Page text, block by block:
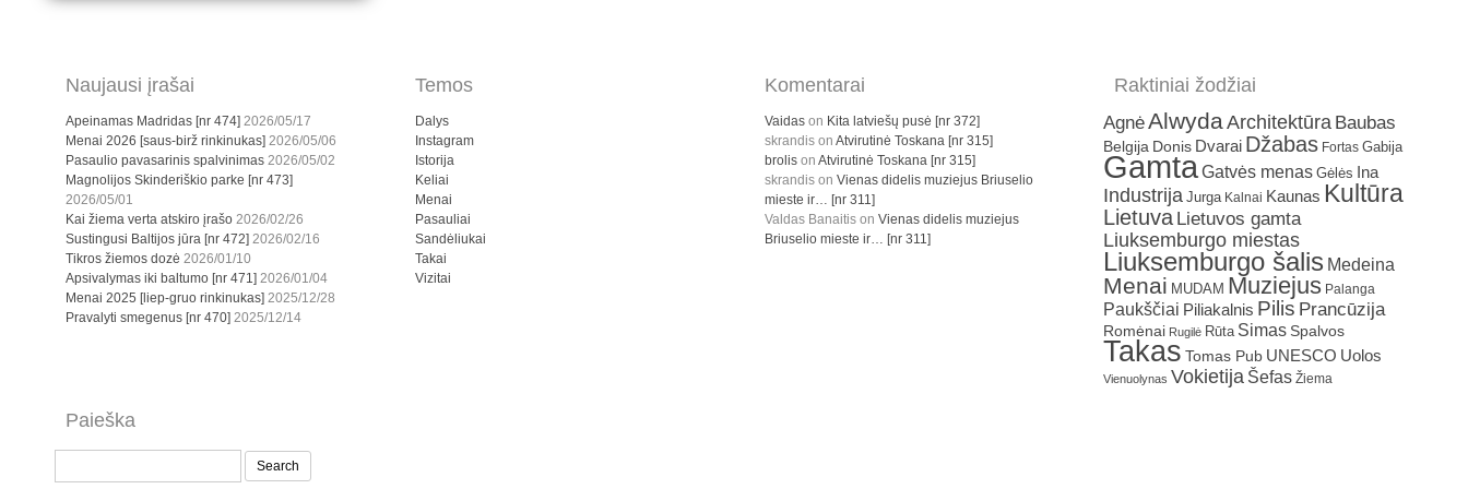
Naujausi įrašai
Apeinamas Madridas [nr 474] 2026/05/17
Menai 2026 [saus-birž rinkinukas] 2026/05/06
Pasaulio pavasarinis spalvinimas 2026/05/02
Magnolijos Skinderiškio parke [nr 473]
2026/05/01
Kai žiema verta atskiro įrašo 2026/02/26
Sustingusi Baltijos jūra [nr 472] 2026/02/16
Tikros žiemos dozė 2026/01/10
Apsivalymas iki baltumo [nr 471] 2026/01/04
Menai 2025 [liep-gruo rinkinukas] 2025/12/28
Pravalyti smegenus [nr 470] 2025/12/14
Temos
Dalys
Instagram
Istorija
Keliai
Menai
Pasauliai
Sandėliukai
Takai
Vizitai
Komentarai
Vaidas on Kita latviešų pusė [nr 372]
skrandis onAtvirutinė Toskana [nr 315]
brolis onAtvirutinė Toskana [nr 315]
skrandis onVienas didelis muziejus Briuselio
mieste ir… [nr 311]
Valdas Banaitis onVienas didelis muziejus
Briuselio mieste ir… [nr 311]
Raktiniai žodžiai
AgnėAlwydaArchitektūra Baubas
Belgija Donis Dvarai Džabas Fortas Gabija
GamtaGatvės menas Gėlės Ina
Industrija Jurga Kalnai Kaunas Kultūra
Lietuva Lietuvos gamta
Liuksemburgo miestas
Liuksemburgo šalis Medeina
Menai MUDAM Muziejus Palanga
Paukščiai Piliakalnis Pilis Prancūzija
Romėnai Rugilė Rūta Simas Spalvos
Takas Tomas Pub UNESCO Uolos
Vienuolynas Vokietija Šefas Žiema
Paieška
Search